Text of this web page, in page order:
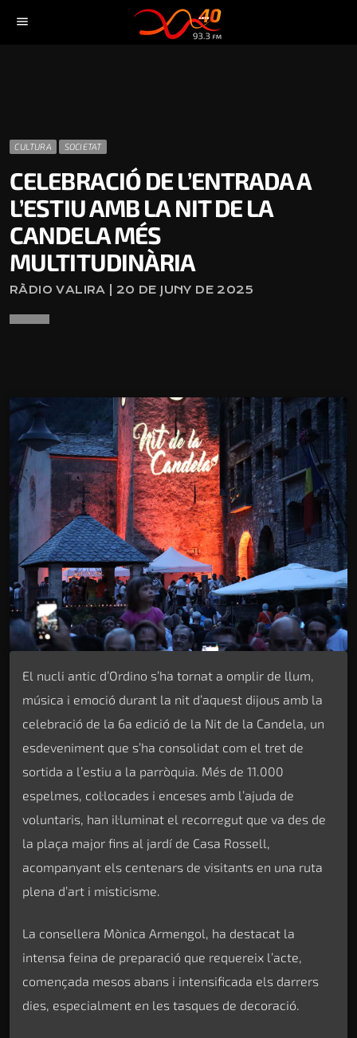
menu
CULTURA SOCIETAT
CELEBRACIÓ DE L’ENTRADA A
L’ESTIU AMB LA NIT DE LA
CANDELA MÉS
MULTITUDINÀRIA
RÀDIO VALIRA | 20 DE JUNY DE 2025
El nucli antic d’Ordino s’ha tornat a omplir de llum,
música i emoció durant la nit d’aquest dijous amb la
celebració de la 6a edició de la Nit de la Candela, un
esdeveniment que s’ha consolidat com el tret de
sortida a l’estiu a la parròquia. Més de 11.000
espelmes, col·locades i enceses amb l’ajuda de
voluntaris, han il·luminat el recorregut que va des de
la plaça major fins al jardí de Casa Rossell,
acompanyant els centenars de visitants en una ruta
plena d’art i misticisme.
La consellera Mònica Armengol, ha destacat la
intensa feina de preparació que requereix l’acte,
començada mesos abans i intensificada els darrers
dies, especialment en les tasques de decoració.